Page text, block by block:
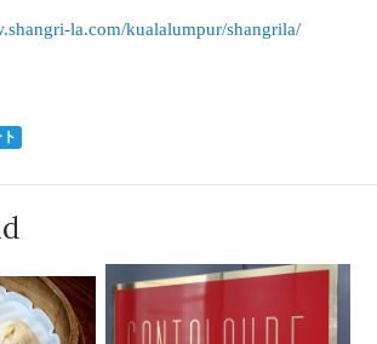
la.com/kualalumpur/shangrila/